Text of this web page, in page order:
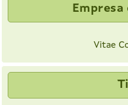
Vitae